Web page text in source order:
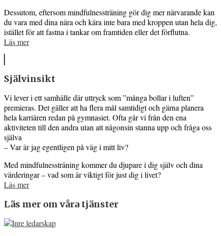
Dessutom, eftersom mindfulnessträning gör dig mer närvarande kan
du vara med dina nära och kära inte bara med kroppen utan hela dig,
istället för att fastna i tankar om framtiden eller det förflutna.
Läs mer
Självinsikt
Vi lever i ett samhälle där uttryck som ”många bollar i luften”
premieras. Det gäller att ha flera mål samtidigt och gärna planera
hela karriären redan på gymnasiet. Ofta går vi från den ena
aktiviteten till den andra utan att någonsin stanna upp och fråga oss
själva
– Var är jag egentligen på väg i mitt liv?
Med mindfulnessträning kommer du djupare i dig själv och dina
värderingar – vad som är viktigt för just dig i livet?
Läs mer
Läs mer om våra tjänster